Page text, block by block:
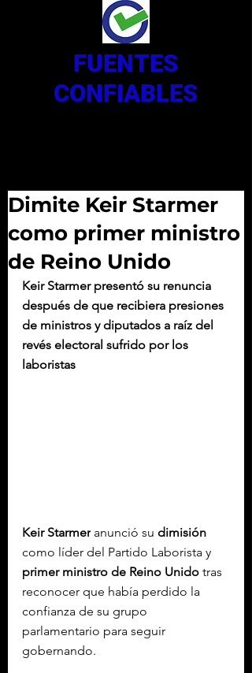
FUENTES
CONFIABLES
Dimite Keir Starmer
como primer ministro
de Reino Unido
Keir Starmer presentó su renuncia
después de que recibiera presiones
de ministros y diputados a raíz del
revés electoral sufrido por los
laboristas
Keir Starmer anunció su dimisión
como líder del Partido Laborista y
primer ministro de Reino Unido tras
reconocer que había perdido la
confianza de su grupo
parlamentario para seguir
gobernando.